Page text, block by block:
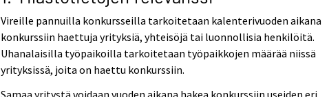
Vireille pannuilla konkursseilla tarkoitetaan kalenterivuoden aikana
konkurssiin haettuja yrityksiä, yhteisöjä tai luonnollisia henkilöitä.
Uhanalaisilla työpaikoilla tarkoitetaan työpaikkojen määrää niissä
yrityksissä, joita on haettu konkurssiin.